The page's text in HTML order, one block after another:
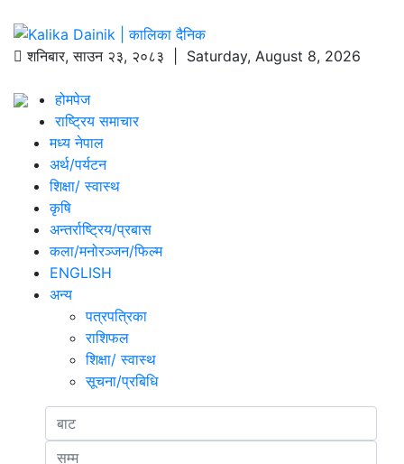
शनिबार,साउन २३, २०८३ | Saturday, August 8, 2026
होमपेज
राष्ट्रिय समाचार
मध्य नेपाल
अर्थ/पर्यटन
शिक्षा/ स्वास्थ
कृषि
अन्तर्राष्ट्रिय/प्रबास
कला/मनोरञ्जन/फिल्म
ENGLISH
अन्य
पत्रपत्रिका
राशिफल
शिक्षा/ स्वास्थ
सूचना/प्रबिधि